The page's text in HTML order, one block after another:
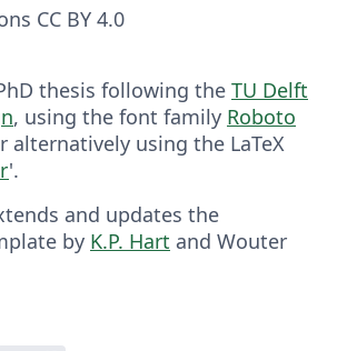
CC BY 4.0
thesis following the TU Delft
, using the font family Roboto
alternatively using the LaTeX
'.
and updates the
by K.P. Hart and Wouter